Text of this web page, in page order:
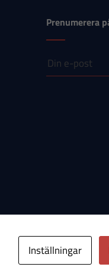
Prenumerera
E-post
Inställningar